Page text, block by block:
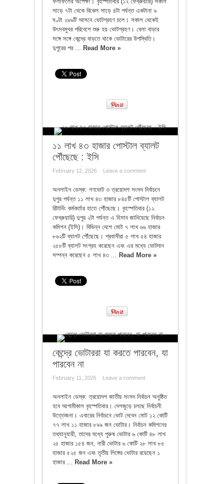
সাড়ে ৭টা থেকে বিকেল সাড়ে ৪টা পর্যন্ত একটানা ৯
ঘণ্টা ২৯৯টি আসনে ভোটগ্রহণ চলে। সকাল থেকেই
উৎসবমুখর পরিবেশে শুরু হয় ভোটগ্রহণ। বেলা বাড়ার
সঙ্গে সঙ্গে কেন্দ্রে বাড়তে থাকে ভোটারের উপস্থিতি।
দুপুরের পর ... Read More »
১১ লাখ ৪৩ হাজার পোস্টাল ব্যালট
পৌঁছেছে : ইসি
February 12, 2026 Leave a comment
অনলাইন ডেস্ক: গণভোট ও ত্রয়োদশ সংসদ নির্বাচনে
দুপুর পর্যন্ত ১১ লাখ ৪৩ হাজার ৮৪৫টি পোস্টাল ব্যালট
রিটার্নিং কর্মকর্তার হাতে পৌঁছেছে। বৃহস্পতিবার (১২
ফেব্রুয়ারি) দুপুর ২টা পর্যন্ত এ হিসাব জানিয়েছে নির্বাচন
কমিশন (ইসি)। বিভিন্ন দেশে মোট ৭ লাখ ৬৬ হাজার
৮৬২টি ব্যালট পৌঁছেছে। প্রবাসীরা ৫ লাখ ৫৪ হাজার
২৫৮টি ব্যালট সংগ্রহ করেছেন এবং এর মধ্যে ভোটদান
সম্পন্ন করেছেন ৫ লাখ ৪৩ ... Read More »
কেন্দ্রে ভোটাররা যা করতে পারবেন, যা
পারবেন না
February 11, 2026 Leave a comment
অনলাইন ডেস্ক: ত্রয়োদশ জাতীয় সংসদ নির্বাচন অনুষ্ঠিত
হবে আগামীকাল বৃহস্পতিবার। দেশজুড়ে চলছে নির্বাচনী
উত্তেজনা। এবারের নির্বাচনে ভোট দেবেন মোট ১২ কোটি
৭৭ লাখ ১১ হাজার ৮৯৯ জন ভোটার। নির্বাচন কমিশনের
তথ্যানুযায়ী, তাদের মধ্যে পুরুষ ভোটার ৬ কোটি ৪৮ লাখ
২৫ হাজার ১৫৪ জন, নারী ভোটার ৬ কোটি ২৮ লাখ ৮৫
হাজার ৫২৫ জন এবং তৃতীয় লিঙ্গের ভোটার রয়েছেন ১
হাজার ... Read More »